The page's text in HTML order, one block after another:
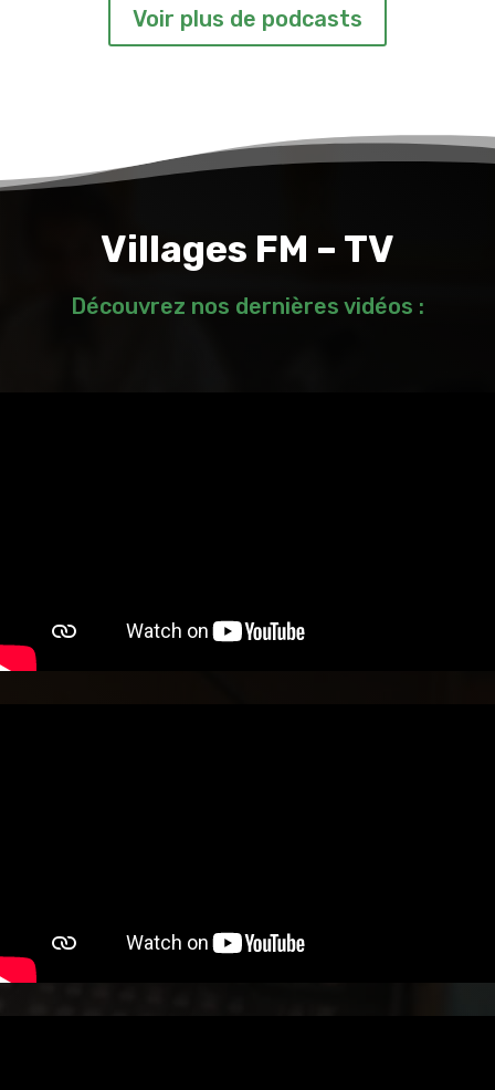
Voir plus de podcasts
Villages FM – TV
Découvrez nos dernières vidéos :